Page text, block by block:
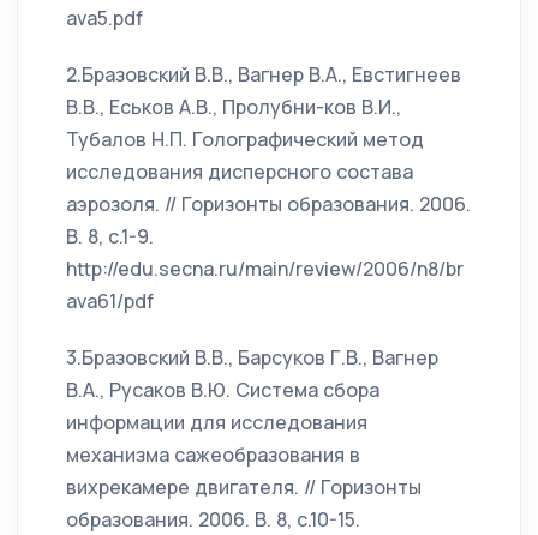
ava5.pdf
2.Бразовский В.В., Вагнер В.А., Евстигнеев
В.В., Еськов А.В., Пролубни-ков В.И.,
Тубалов Н.П. Голографический метод
исследования дисперсного состава
аэрозоля. // Горизонты образования. 2006.
В. 8, с.1-9.
http://edu.secna.ru/main/review/2006/n8/br
ava61/pdf
3.Бразовский В.В., Барсуков Г.В., Вагнер
В.А., Русаков В.Ю. Система сбора
информации для исследования
механизма сажеобразования в
вихрекамере двигателя. // Горизонты
образования. 2006. В. 8, с.10-15.